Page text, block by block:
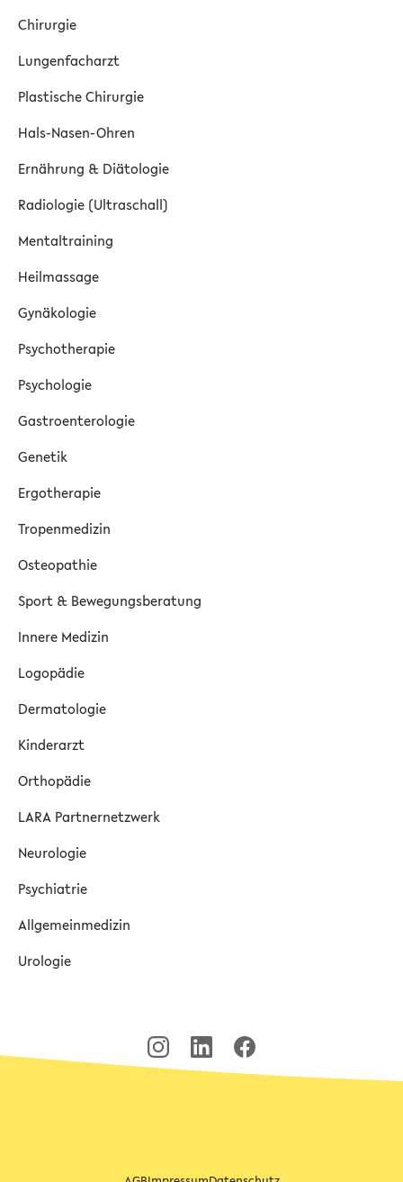
Chirurgie
Lungenfacharzt
Plastische Chirurgie
Hals-Nasen-Ohren
Ernährung & Diätologie
Radiologie (Ultraschall)
Mentaltraining
Heilmassage
Gynäkologie
Psychotherapie
Psychologie
Gastroenterologie
Genetik
Ergotherapie
Tropenmedizin
Osteopathie
Sport & Bewegungsberatung
Innere Medizin
Logopädie
Dermatologie
Kinderarzt
Orthopädie
LARA Partnernetzwerk
Neurologie
Psychiatrie
Allgemeinmedizin
Urologie